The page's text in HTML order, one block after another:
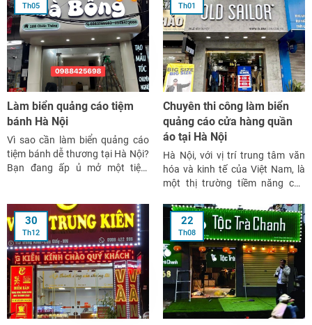
Làm biển quảng cáo tiệm
bánh Hà Nội
Th05
Vì sao cần làm biển quảng cáo
tiệm bánh dễ thương tại Hà Nội?
Bạn đang ấp ủ mở một tiệm
ngọt ngào mùi bánh nướng và
khiến khách “rung rinh” từ lần
đầu […]
Chuyên thi công làm biển
quảng cáo cửa hàng quần
áo tại Hà Nội
Th01
Hà Nội, với vị trí trung tâm văn
hóa và kinh tế của Việt Nam, là
một thị trường tiềm năng cho
Trong bối cảnh cạnh tranh gay
gắt giữa các cửa hàng quần áo,
việc sử dụng biển quảng cáo
đẹp, độc […]
30
Th12
22
Th08